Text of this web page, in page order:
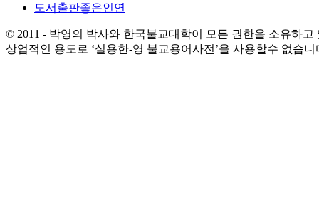
도서출판좋은인연
© 2011 - 박영의 박사와 한국불교대학이 모든 권한을 소유하고
상업적인 용도로 ‘실용한-영 불교용어사전’을 사용할수 없습니